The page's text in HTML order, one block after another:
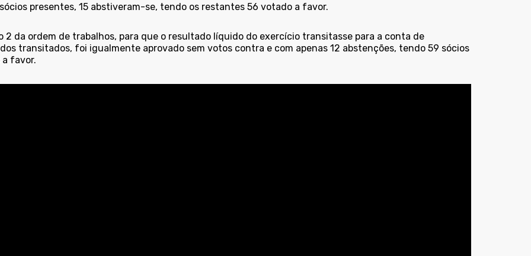
sócios presentes, 15 abstiveram-se, tendo os restantes 56 votado a favor.
2 da ordem de trabalhos, para que o resultado líquido do exercício transitasse para a conta de
transitados, foi igualmente aprovado sem votos contra e com apenas 12 abstenções, tendo 59 sócios
favor.